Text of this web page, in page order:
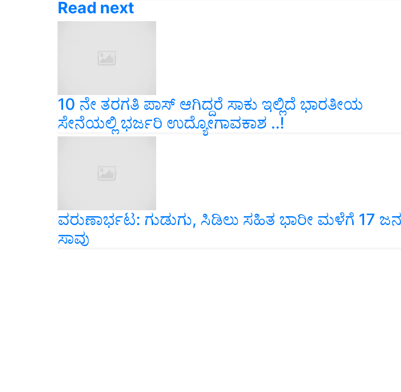
10 ನೇ ತರಗತಿ ಪಾಸ್‌ ಆಗಿದ್ದರೆ ಸಾಕು ಇಲ್ಲಿದೆ ಭಾರತೀಯ
ಸೇನೆಯಲ್ಲಿ ಭರ್ಜರಿ ಉದ್ಯೋಗಾವಕಾಶ ..!
ವರುಣಾರ್ಭಟ: ಗುಡುಗು, ಸಿಡಿಲು ಸಹಿತ ಭಾರೀ ಮಳೆಗೆ 17 ಜನ
ಸಾವು